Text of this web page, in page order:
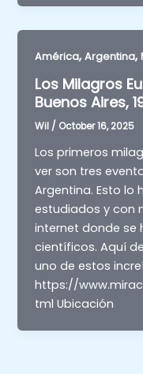
América,Argentina,
Los Milagros
Buenos Aires,
Wil / October 16, 2025
Los primeros
ver son tres
Argentina. Esto lo
estudiados y con
internet donde se
científicos. Aquí
uno de estos
https://
tml Ubicación